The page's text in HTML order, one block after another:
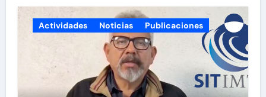
Actividades Noticias Publicaciones